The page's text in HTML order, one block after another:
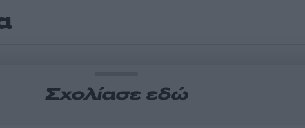
Σχολίασε εδώ